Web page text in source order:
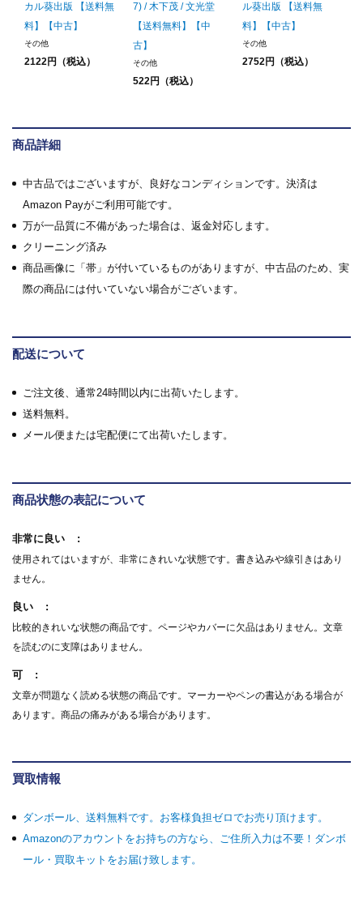
カル葵出版 【送料無
料】【中古】
その他
2122円（税込）
7) / 木下茂 / 文光堂
【送料無料】【中
古】
その他
522円（税込）
ル葵出版 【送料無
料】【中古】
その他
2752円（税込）
商品詳細
中古品ではございますが、良好なコンディションです。決済は
Amazon Payがご利用可能です。
万が一品質に不備があった場合は、返金対応します。
クリーニング済み
商品画像に「帯」が付いているものがありますが、中古品のため、実
際の商品には付いていない場合がございます。
配送について
ご注文後、通常24時間以内に出荷いたします。
送料無料。
メール便または宅配便にて出荷いたします。
商品状態の表記について
非常に良い
使用されてはいますが、非常にきれいな状態です。書き込みや線引きはあり
ません。
良い
比較的きれいな状態の商品です。ページやカバーに欠品はありません。文章
を読むのに支障はありません。
可
文章が問題なく読める状態の商品です。マーカーやペンの書込がある場合が
あります。商品の痛みがある場合があります。
買取情報
ダンボール、送料無料です。お客様負担ゼロでお売り頂けます。
Amazonのアカウントをお持ちの方なら、ご住所入力は不要！ダンボ
ール・買取キットをお届け致します。